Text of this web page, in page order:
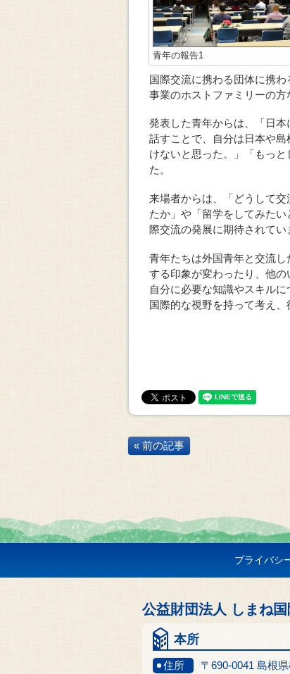
青年の報告1
国際交流に携わる団体に携
事業のホストファミリーの方
発表した青年からは、「日
話すことで、自分は日本や
けないと思った。」「もっ
た。
来場者からは、「どうして
たか」や「留学をしてみた
際交流の発展に期待されてい
青年たちは外国青年と交流
する印象が変わったり、他の
自分に必要な知識やスキル
国際的な視野を持って考え、
« 前の記事
プライバシ
公益財団法人 しまね
本所
住所 〒690-0041 島根